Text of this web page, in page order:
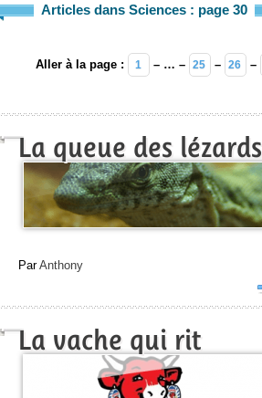
Articles dans Sciences : page 30
Aller à la page : 1 – … – 25 – 26 –
La queue des lézards
ParAnthony
La vache qui rit